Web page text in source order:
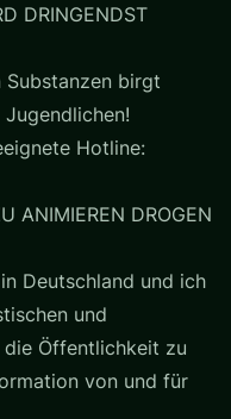
DRINGENDST
Substanzen birgt
Jugendlichen!
Hotline:
ANIMIEREN DROGEN
Deutschland und ich
und
Öffentlichkeit zu
von und für